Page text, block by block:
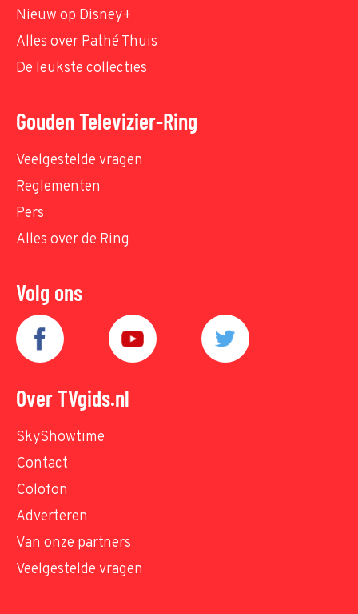
Nieuw op Disney+
Alles over Pathé Thuis
De leukste collecties
Gouden Televizier-Ring
Veelgestelde vragen
Reglementen
Pers
Alles over de Ring
Volg ons
Over TVgids.nl
SkyShowtime
Contact
Colofon
Adverteren
Van onze partners
Veelgestelde vragen